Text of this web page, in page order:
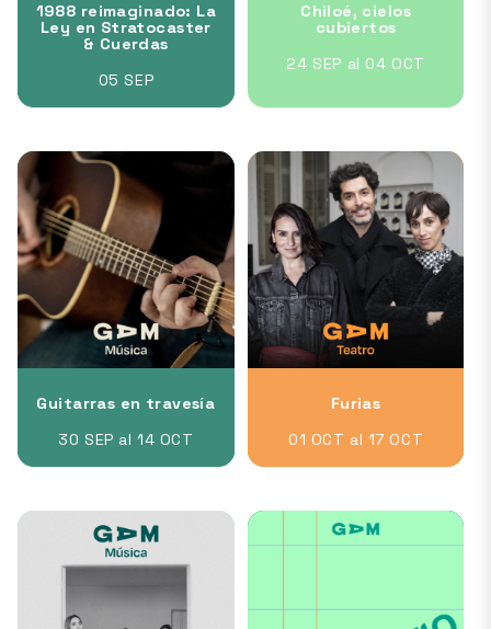
1988 reimaginado: La
Ley en Stratocaster
& Cuerdas
05 SEP
Chiloé, cielos
cubiertos
24 SEP al 04 OCT
Guitarras en travesía
30 SEP al 14 OCT
Furias
01 OCT al 17 OCT